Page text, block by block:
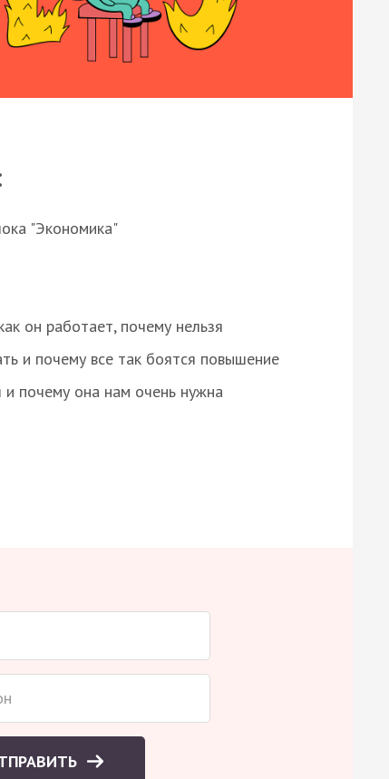
"Экономика"
он работает, почему нельзя
и почему все так боятся повышение
и почему она нам очень нужна